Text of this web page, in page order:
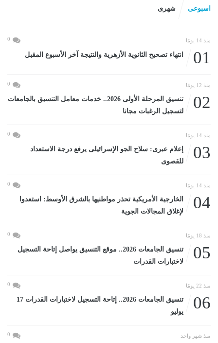
اسبوعى شهرى
منذ 14 يومًا 0
01 انتهاء تصحيح الثانوية الأزهرية والنتيجة آخر الأسبوع المقبل
منذ 12 يومًا 0
02
تنسيق المرحلة الأولى 2026.. خدمات معامل التنسيق بالجامعات
لتسجيل الرغبات مجانا
منذ 14 يومًا 0
03
إعلام عبرى: سلاح الجو الإسرائيلى يرفع درجة الاستعداد
للقصوى
منذ 14 يومًا 0
04
الخارجية الأمريكية تحذر مواطنيها بالشرق الأوسط: استعدوا
لإغلاق المجالات الجوية
منذ 18 يومًا 0
05
تنسيق الجامعات 2026.. موقع التنسيق يواصل إتاحة التسجيل
لاختبارات القدرات
منذ 22 يومًا 0
06
تنسيق الجامعات 2026.. إتاحة التسجيل لاختبارات القدرات 17
يوليو
منذ شهر واحد 0